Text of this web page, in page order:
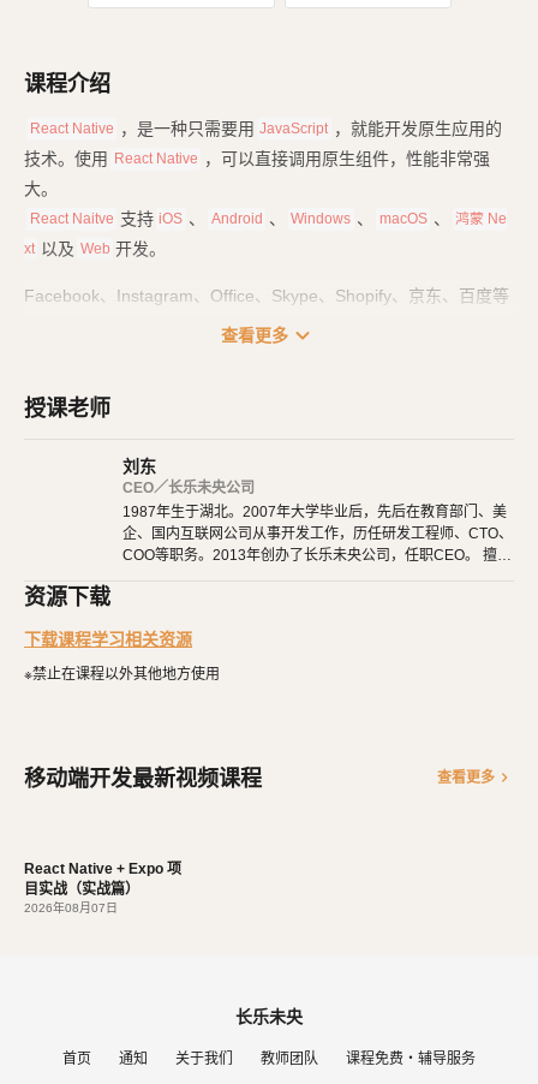
课程介绍
React Native ，是一种只需要用 JavaScript ，就能开发原生应用的
技术。使用
React Native ，可以直接调用原生组件，性能非常强
大。
React Naitve 支持 iOS 、 Android 、 Windows 、 macOS 、
鸿蒙 Ne
xt 以及 Web 开发。
Facebook、Instagram、Office、Skype、Shopify、京东、百度等
大量知名应用，也都使用了 React Native
基础篇：里面是
：项目都是由多个页面组成的，它们之间互相跳转、参数传
递、路由和 TabBar 的配置，都在这里学习。
：打好基础后，就要开始项目实战了。我们从零开始，一点
发布篇：最后，在开发完成后，终于可以发布到应用商店了，让大
家都羡慕你的成就。
查看更多 expand_more
授课老师
刘东
CEO／长乐未央公司
1987年生于湖北。2007年大学毕业后，先后在教育部门、美
企、国内互联网公司从事开发工作，历任研发工程师、CTO、
COO等职务。2013年创办了长乐未央公司，任职CEO。 擅长
发iOS、Android原生App。 对编程、AI和机器人都有深厚的
兴趣，觉得做开发非常快乐，能创造梦想中的产品是一件非常
有幸福感的事情。喜爱阅读，尤其是历史相关的书籍。喜欢音
资源下载
下载课程学习相关资源
※禁止在课程以外其他地方使用
移动端开发最新视频课程 查看更多 chevron_right
React Native + Expo 项
目实战（实战篇）
2026年08月07日
长乐未央
首页 通知 关于我们 教师团队 课程免费・辅导服务